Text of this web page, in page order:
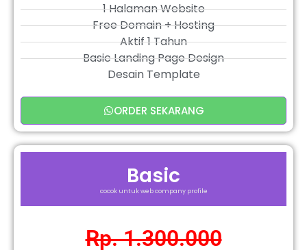
1 Halaman Website
Free Domain + Hosting
Aktif 1 Tahun
Basic Landing Page Design
Desain Template
ORDER SEKARANG
Basic
cocok untuk web company profile
Rp. 1.300.000